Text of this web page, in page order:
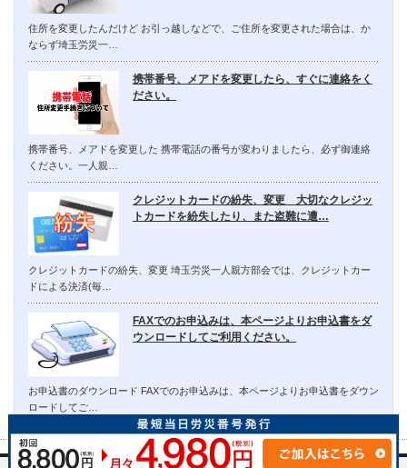
住所を変更したんだけど お引っ越しなどで、ご住所を変更された場合は、か
ならず埼玉労災一…
携帯番号、メアドを変更したら、すぐに連絡をく
ださい。
携帯番号、メアドを変更した 携帯電話の番号が変わりましたら、必ず御連絡
ください。一人親…
クレジットカードの紛失、変更 大切なクレジッ
トカードを紛失したり、また盗難に遭…
クレジットカードの紛失、変更 埼玉労災一人親方部会では、クレジットカー
ドによる決済(毎…
FAXでのお申込みは、本ページよりお申込書をダ
ウンロードしてご利用ください。
お申込書のダウンロード FAXでのお申込みは、本ページよりお申込書をダウン
ロードしてご…